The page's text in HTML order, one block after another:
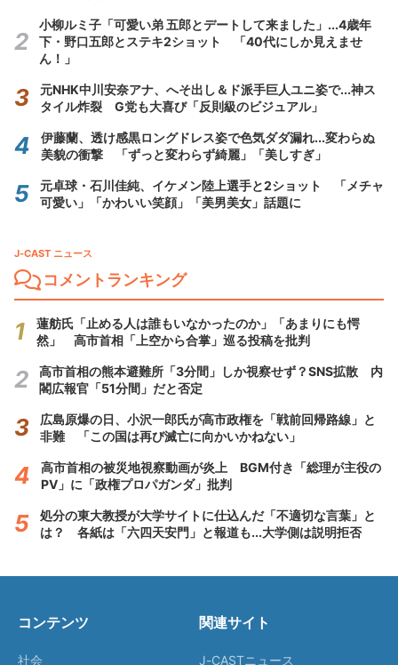
小柳ルミ子「可愛い弟 五郎とデートして来ました」...4歳年
下・野口五郎とステキ2ショット 「40代にしか見えませ
ん！」
元NHK中川安奈アナ、へそ出し＆ド派手巨人ユニ姿で...神ス
タイル炸裂 G党も大喜び「反則級のビジュアル」
伊藤蘭、透け感黒ロングドレス姿で色気ダダ漏れ...変わらぬ
美貌の衝撃 「ずっと変わらず綺麗」「美しすぎ」
元卓球・石川佳純、イケメン陸上選手と2ショット 「メチャ
可愛い」「かわいい笑顔」「美男美女」話題に
J-CAST ニュース
コメントランキング
蓮舫氏「止める人は誰もいなかったのか」「あまりにも愕
然」 高市首相「上空から合掌」巡る投稿を批判
高市首相の熊本避難所「3分間」しか視察せず？SNS拡散 内
閣広報官「51分間」だと否定
広島原爆の日、小沢一郎氏が高市政権を「戦前回帰路線」と
非難 「この国は再び滅亡に向かいかねない」
高市首相の被災地視察動画が炎上 BGM付き「総理が主役の
PV」に「政権プロパガンダ」批判
処分の東大教授が大学サイトに仕込んだ「不適切な言葉」と
は？ 各紙は「六四天安門」と報道も...大学側は説明拒否
コンテンツ
社会
関連サイト
J-CASTニュース